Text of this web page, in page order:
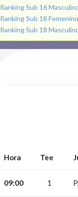
Ranking Sub 16
Ranking Sub 18
Ranking Sub 18
Hora Tee
09:00 1